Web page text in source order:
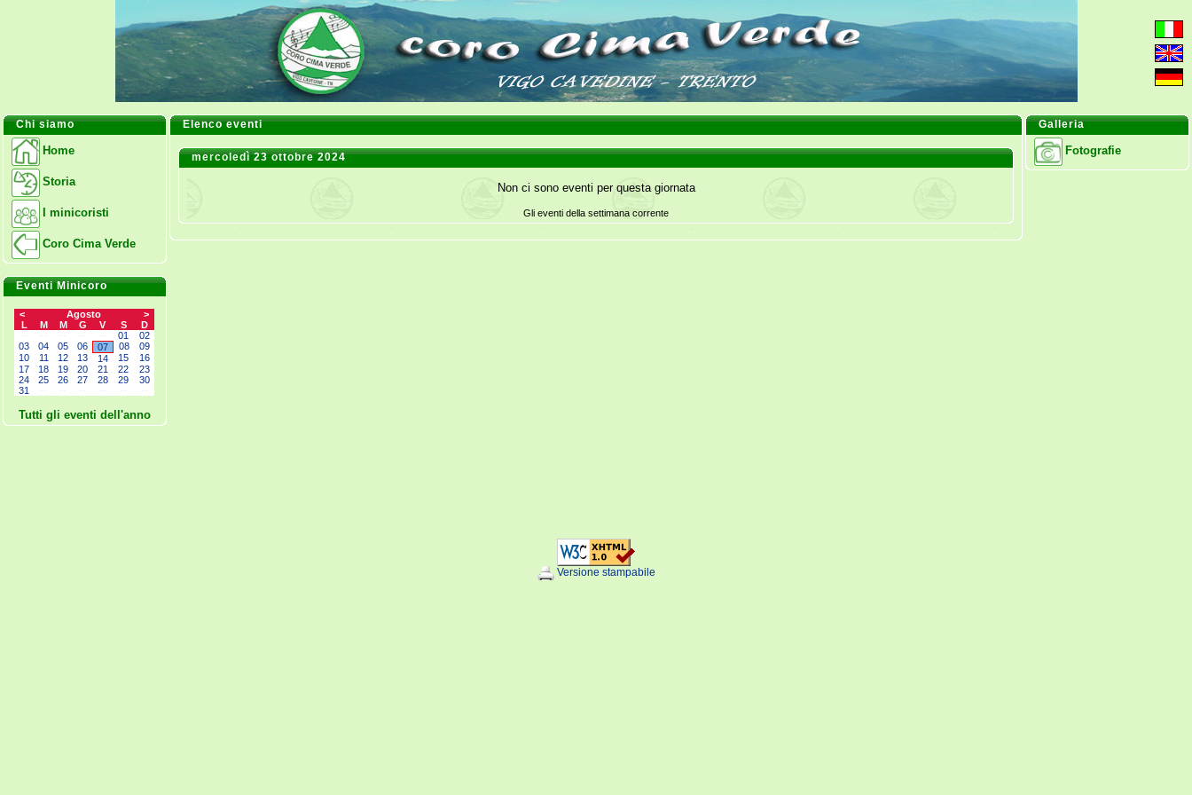
Chi siamo
Home
Storia
I minicoristi
Coro Cima Verde
Eventi Minicoro
< Agosto
>
L
M M G V S
D
01
02
03
04 05 06 07 08
09
10
11 12 13 14 15
16
17
18 19 20 21 22
23
24
25 26 27 28 29
30
31
Tutti gli eventi dell'anno
Elenco eventi
mercoledì 23 ottobre 2024
Non ci sono eventi per questa giornata
Gli eventi della settimana corrente
Galleria
Fotografie
Versione stampabile